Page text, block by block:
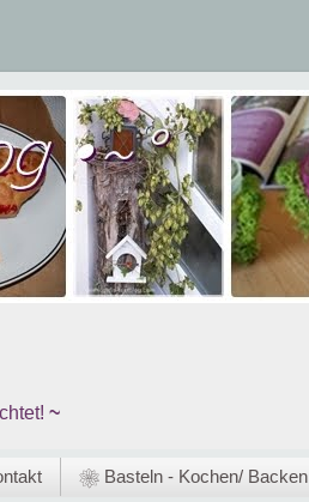
~
❀ Basteln - Kochen/ Backen